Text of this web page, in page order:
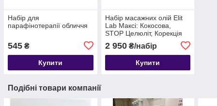
Набір для
парафінотерапії обличчя
545 ₴
Купити
Набір масажних олій Elit
Lab Максі: Кокосова,
STOP Целюліт, Корекція
2 950₴/набір
Купити
Подібні товари компанії